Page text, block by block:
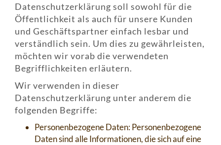
Datenschutzerklärung soll sowohl für die
Öffentlichkeit als auch für unsere Kunden
und Geschäftspartner einfach lesbar und
verständlich sein. Um dies zu gewährleisten,
möchten wir vorab die verwendeten
Begrifflichkeiten erläutern.
Wir verwenden in dieser
Datenschutzerklärung unter anderem die
folgenden Begriffe:
Personenbezogene Daten: Personenbezogene
Daten sind alle Informationen, die sich auf eine